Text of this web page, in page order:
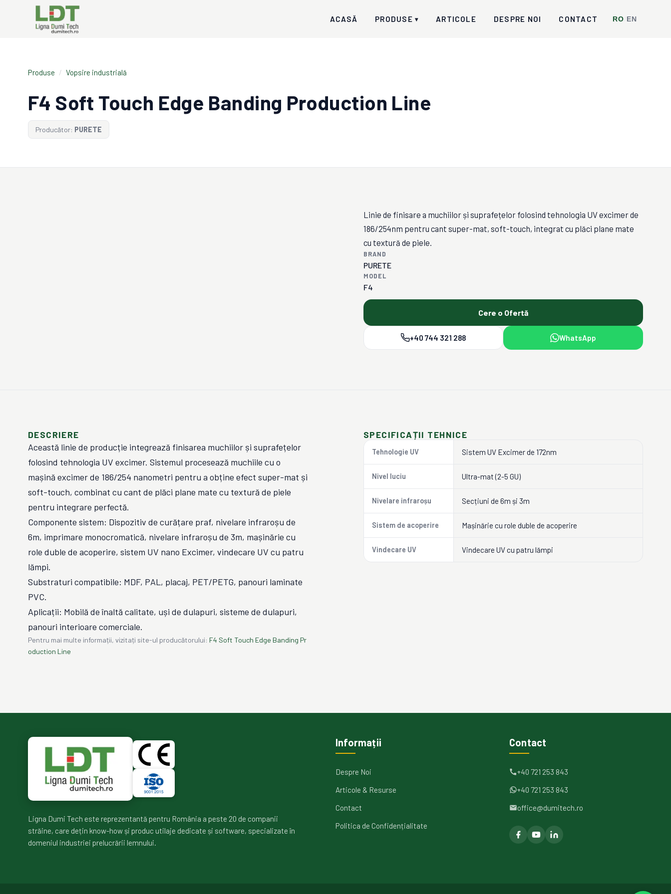
ACASĂ PRODUSE ▾ ARTICOLE DESPRE NOI CONTACT RO EN
Produse / Vopsire industrială
F4 Soft Touch Edge Banding Production Line
Producător: PURETE
Linie de finisare a muchiilor și suprafețelor folosind tehnologia UV excimer de
186/254nm pentru cant super-mat, soft-touch, integrat cu plăci plane mate
cu textură de piele.
BRAND
PURETE
MODEL
F4
Cere o Ofertă
+40 744 321 288 WhatsApp
DESCRIERE
Această linie de producție integrează finisarea muchiilor și suprafețelor
folosind tehnologia UV excimer. Sistemul procesează muchiile cu o
mașină excimer de 186/254 nanometri pentru a obține efect super-mat și
soft-touch, combinat cu cant de plăci plane mate cu textură de piele
pentru integrare perfectă.
Componente sistem: Dispozitiv de curățare praf, nivelare infraroșu de
6m, imprimare monocromatică, nivelare infraroșu de 3m, mașinărie cu
role duble de acoperire, sistem UV nano Excimer, vindecare UV cu patru
lămpi.
Substraturi compatibile: MDF, PAL, placaj, PET/PETG, panouri laminate
PVC.
Aplicații: Mobilă de înaltă calitate, uși de dulapuri, sisteme de dulapuri,
panouri interioare comerciale.
Pentru mai multe informații, vizitați site-ul producătorului: F4 Soft Touch Edge Banding Pr
oduction Line
SPECIFICAȚII TEHNICE
Tehnologie UV Sistem UV Excimer de 172nm
Nivel luciu Ultra-mat (2-5 GU)
Nivelare infraroșu Secțiuni de 6m și 3m
Sistem de acoperire Mașinărie cu role duble de acoperire
Vindecare UV Vindecare UV cu patru lămpi
Ligna Dumi Tech este reprezentantă pentru România a peste 20 de companii
străine, care dețin know-how și produc utilaje dedicate și software, specializate în
domeniul industriei prelucrării lemnului.
Informații
Despre Noi
Articole & Resurse
Contact
Politica de Confidențialitate
Contact
+40 721 253 843
+40 721 253 843
office@dumitech.ro